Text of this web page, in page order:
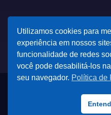
Utilizamos cookies para
experiência em nossos
funcionalidade de redes
você pode desabilitá-los
seu navegador. Política de